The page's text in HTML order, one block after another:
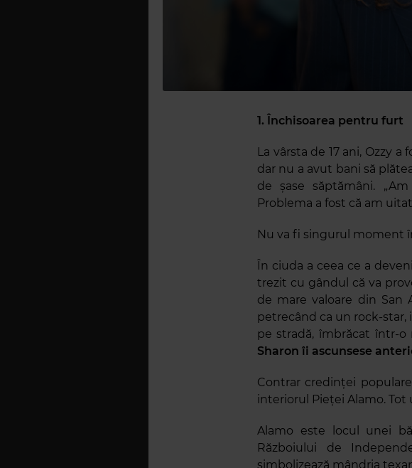
1. Închisoarea pentru furt
La vârsta de 17 ani, Ozzy
dar nu a avut bani să
de șase săptămâni.
Problema a fost că am
Nu va fi singurul moment
În ciuda a ceea ce a
trezit cu gândul că va
de mare valoare din San
petrecând ca un rock-star,
pe stradă, îmbrăcat într-o
Sharon îi ascunsese
Contrar credinței
interiorul Pieței Alamo.
Alamo este locul unei
Războiului de
simbolizează mândria